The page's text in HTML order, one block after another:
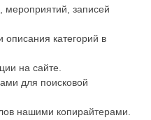
мероприятий, записей
описания категорий в
на сайте.
для поисковой
нашими копирайтерами.